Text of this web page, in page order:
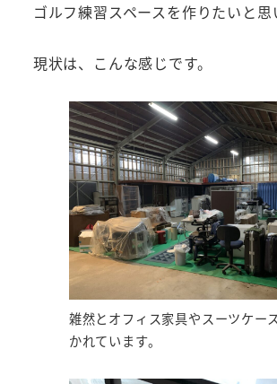
ゴルフ練習スペースを作りたいと思
現状は、こんな感じです。
雑然とオフィス家具やスーツケー
かれています。